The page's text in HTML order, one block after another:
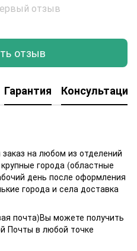
отзыв
отзыв
Гарантия Консультация
на любом из отделений
города (областные
день после оформления
города и села доставка
почта)Вы можете получить
Почты в любой точке